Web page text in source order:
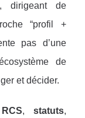
dirigeant de
“profil +
pas d’une
de
et décider.
RCS, statuts,